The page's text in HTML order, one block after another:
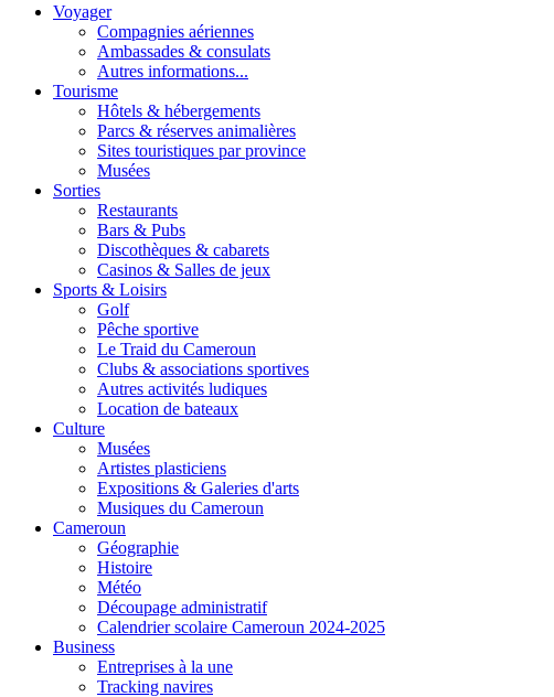
Voyager
Compagnies aériennes
Ambassades & consulats
Autres informations...
Tourisme
Hôtels & hébergements
Parcs & réserves animalières
Sites touristiques par province
Musées
Sorties
Restaurants
Bars & Pubs
Discothèques & cabarets
Casinos & Salles de jeux
Sports & Loisirs
Golf
Pêche sportive
Le Traid du Cameroun
Clubs & associations sportives
Autres activités ludiques
Location de bateaux
Culture
Musées
Artistes plasticiens
Expositions & Galeries d'arts
Musiques du Cameroun
Cameroun
Géographie
Histoire
Météo
Découpage administratif
Calendrier scolaire Cameroun 2024-2025
Business
Entreprises à la une
Tracking navires